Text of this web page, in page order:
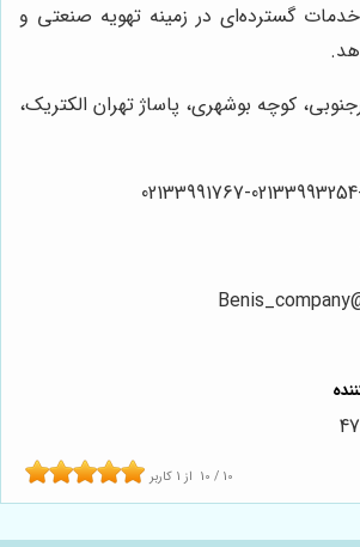
گسترده‌ای در زمینه تهویه صنعتی و
کوچه بوشهری، پاساژ تهران الکتریک،
10 / 10 از 1 کاربر